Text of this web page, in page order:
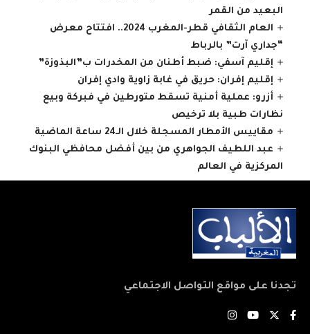
البعيد من القمر
العام الثقافي قطر-المغرب 2024.. افتتاح معرض
“جداري آرت” بالرباط
إقليم آسفي: ضبط أطنان من المخدرات ب”البذوزة”
إقليم إفران: حريق في غابة زاوية وادي إفران
أزرو: عملية أمنية تسقط متورطين في فبركة وبيع
نظارات طبية بلا ترخيص
مقاييس الأمطار المسجلة خلال الـ24 ساعة الماضية
عبد اللطيف الجواهري من بين أفضل محافظي البنوك
المركزية في العالم
تجدنا على مواقع التواصل الاجتماعي